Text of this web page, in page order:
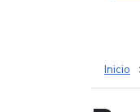
Inicio